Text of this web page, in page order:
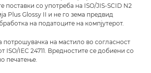
поставки со употреба на ISO/JIS-SCID N2
Plus Glossy II и не го зема предвид
на податоците на компјутерот.
потрошувачка на мастило во согласност
ISO/IEC 24711. Вредностите се добиени со
печатење.